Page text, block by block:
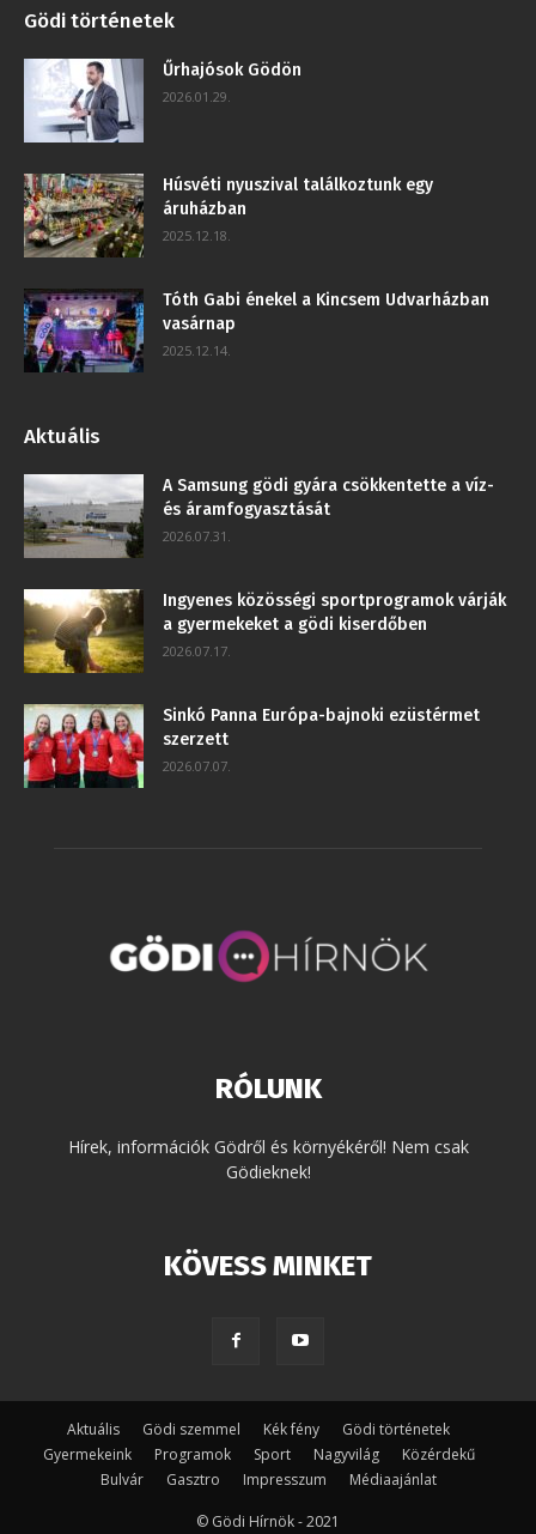
Gödi történetek
Űrhajósok Gödön
2026.01.29.
Húsvéti nyuszival találkoztunk egy
áruházban
2025.12.18.
Tóth Gabi énekel a Kincsem Udvarházban
vasárnap
2025.12.14.
Aktuális
A Samsung gödi gyára csökkentette a víz-
és áramfogyasztását
2026.07.31.
Ingyenes közösségi sportprogramok várják
a gyermekeket a gödi kiserdőben
2026.07.17.
Sinkó Panna Európa-bajnoki ezüstérmet
szerzett
2026.07.07.
RÓLUNK
Hírek, információk Gödről és környékéről! Nem csak
Gödieknek!
KÖVESS MINKET
Aktuális Gödi szemmel Kék fény
Gödi történetek
Gyermekeink
Programok Sport Nagyvilág
Közérdekű
Bulvár
Gasztro Impresszum Médiaajánlat
© Gödi Hírnök - 2021